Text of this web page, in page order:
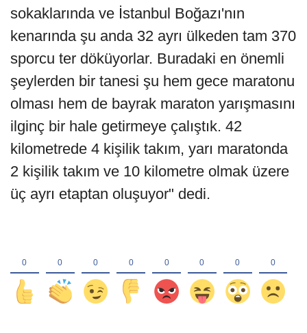
sokaklarında ve İstanbul Boğazı'nın
kenarında şu anda 32 ayrı ülkeden tam 370
sporcu ter döküyorlar. Buradaki en önemli
şeylerden bir tanesi şu hem gece maratonu
olması hem de bayrak maraton yarışmasını
ilginç bir hale getirmeye çalıştık. 42
kilometrede 4 kişilik takım, yarı maratonda
2 kişilik takım ve 10 kilometre olmak üzere
üç ayrı etaptan oluşuyor" dedi.